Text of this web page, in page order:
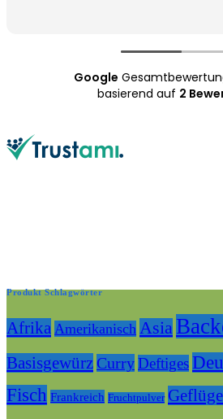
Google
basierend auf 2
Produkt Schlagwörter
Afrika Amerikanisch Asia
Basisgewürz CurryDeftiges
Fisch Frankreich Fruchtpulver